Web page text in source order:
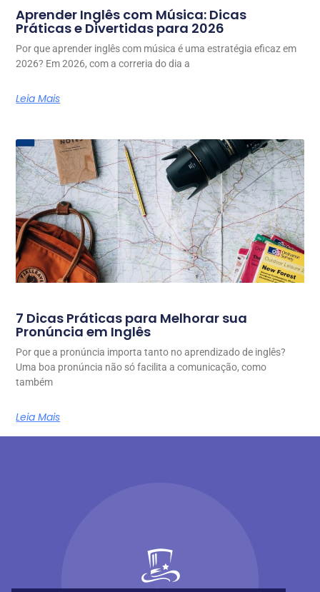
Aprender Inglês com Música: Dicas
Práticas e Divertidas para 2026
Por que aprender inglês com música é uma estratégia eficaz em
2026? Em 2026, com a correria do dia a
Leia Mais
7 Dicas Práticas para Melhorar sua
Pronúncia em Inglês
Por que a pronúncia importa tanto no aprendizado de inglês?
Uma boa pronúncia não só facilita a comunicação, como
também
Leia Mais